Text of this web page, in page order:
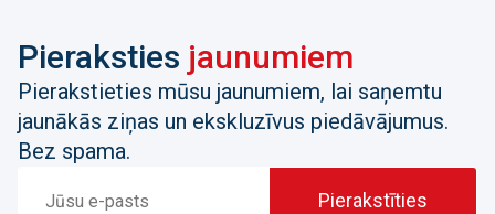
Pieraksties jaunumiem
Pierakstieties mūsu jaunumiem, lai saņemtu
jaunākās ziņas un ekskluzīvus piedāvājumus.
Bez spama.
Pierakstīties